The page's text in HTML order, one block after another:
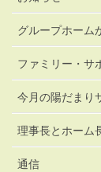
グループホーム
ファミリー・サ
今月の陽だまり
理事長とホーム
通信